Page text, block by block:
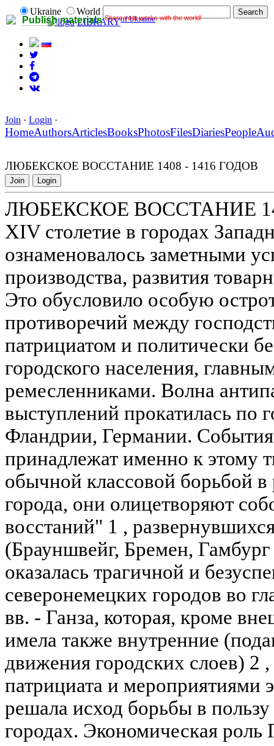
Publish materials Share your works with the world!
Ukraine
World
LIBRARYof Ukraine
Join · Login ·
HomeAuthorsArticlesBooksPhotosFilesDiariesPeople
ЛЮБЕКСКОЕ ВОССТАНИЕ 1408 - 1416 ГОДОВ
Join Login
ЛЮБЕКСКОЕ ВОССТАНИЕ
ХIV столетие в городах
ознаменовалось заметными
производства, развития
Это обусловило особую
противоречий между
патрициатом и политически
городского населения,
ремесленниками. Волна
выступлений прокатилась по
Фландрии, Германии.
принадлежат именно к этому
обычной классовой борьбой в
города, они олицетворяют
восстаний" 1 ,
(Брауншвейг, Бремен,
оказалась трагичной и
северонемецких городов во
вв. - Ганза, которая, кроме
имела также внутренние
движения городских слоев) 2
патрициата и мероприятиями
решала исход борьбы в
городах. Экономическая роль